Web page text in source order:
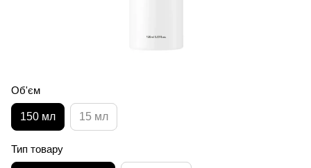
Об'єм
150 мл 15 мл
Тип товару